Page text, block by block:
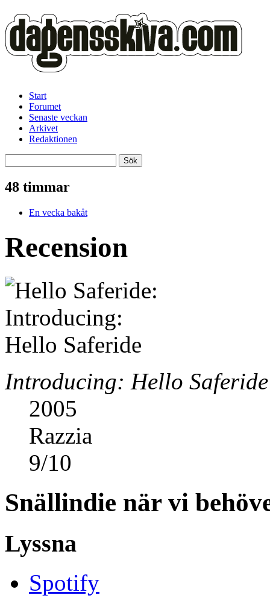
Start
Forumet
Senaste veckan
Arkivet
Redaktionen
48 timmar
En vecka bakåt
Recension
Introducing: Hello Saferide
2005
Razzia
9/10
Snällindie när vi
Lyssna
Spotify